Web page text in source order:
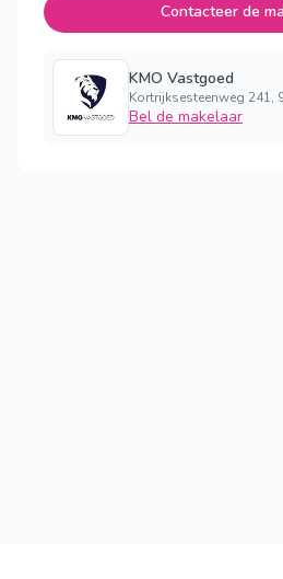
Contacteer de
KMO Vastgoed
Kortrijksesteenweg 241,
Bel de makelaar